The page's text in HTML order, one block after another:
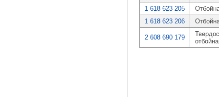
1 618 623 205
1 618 623 206
2 608 690 179